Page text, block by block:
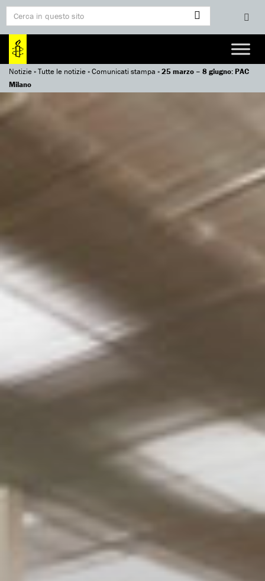
Notizie»Tutte le notizie»Comunicati stampa »25 marzo – 8 giugno: PAC
Milano